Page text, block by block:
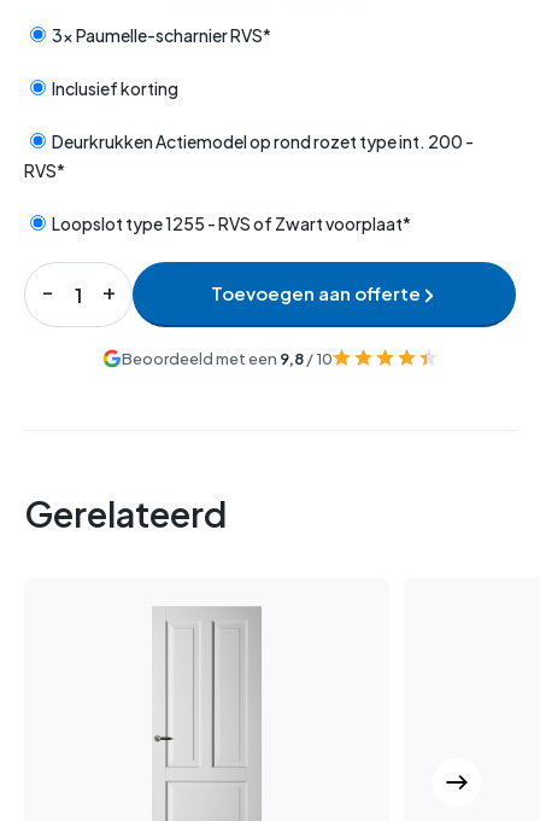
3x Paumelle-scharnier RVS*
Inclusief korting
Deurkrukken Actiemodel op rond rozet type int. 200 -
RVS*
Loopslot type 1255 - RVS of Zwart voorplaat*
Toevoegen aan offerte
Beoordeeld met een 9,8/ 10
Gerelateerd